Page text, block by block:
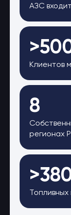
АЗС
Клиентов
8
регионах